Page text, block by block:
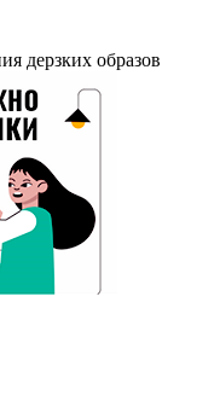
дерзких образов